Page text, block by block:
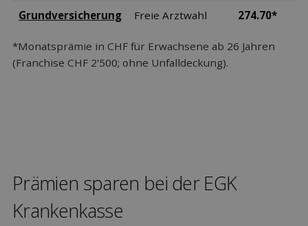
Grundversicherung Freie Arztwahl 274.70*
*Monatsprämie in CHF für Erwachsene ab 26 Jahren
(Franchise CHF 2'500; ohne Unfalldeckung).
Prämien sparen bei der EGK
Kranken­kasse